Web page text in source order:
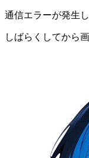
通信エラーが発生し
しばらくしてから